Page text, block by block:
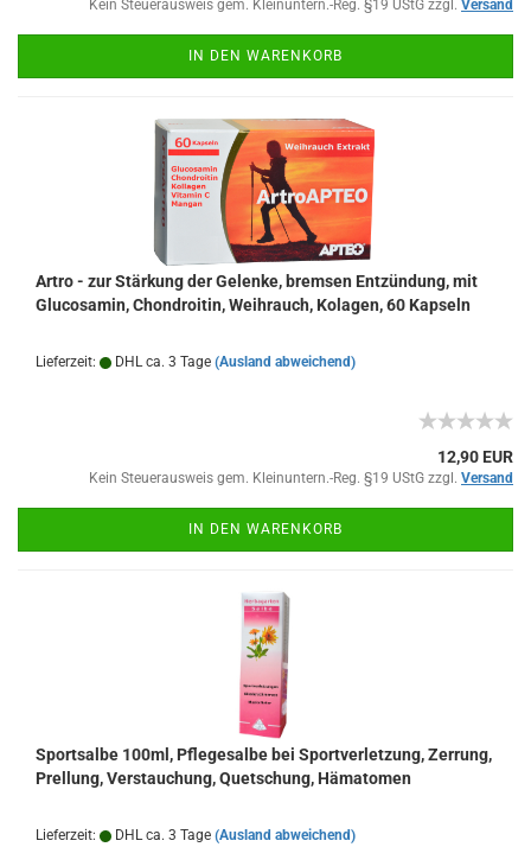
Kein Steuerausweis gem. Kleinuntern.-Reg. §19 UStG zzgl. Versand
IN DEN WARENKORB
Artro - zur Stärkung der Gelenke, bremsen Entzündung, mit
Glucosamin, Chondroitin, Weihrauch, Kolagen, 60 Kapseln
Lieferzeit: DHL ca. 3 Tage (Ausland abweichend)
12,90 EUR
Kein Steuerausweis gem. Kleinuntern.-Reg. §19 UStG zzgl. Versand
IN DEN WARENKORB
Sportsalbe 100ml, Pflegesalbe bei Sportverletzung, Zerrung,
Prellung, Verstauchung, Quetschung, Hämatomen
Lieferzeit: DHL ca. 3 Tage (Ausland abweichend)